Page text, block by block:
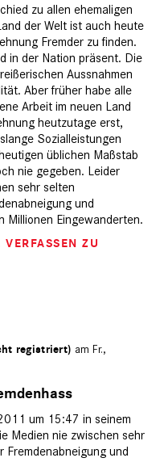
zu allen ehemaligen
der Welt ist auch heute
Fremder zu finden.
in der Nation präsent. Die
Aussnahmen
Aber früher habe alle
Arbeit im neuen Land
heutzutage erst,
Sozialleistungen
üblichen Maßstab
nie gegeben. Leider
sehr selten
und
Millionen Eingewanderten.
ZU
registriert) am Fr.,
um 15:47 in seinem
Medien nie zwischen sehr
und